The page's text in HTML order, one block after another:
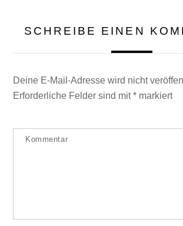
SCHREIBE EINEN
Deine E-Mail-Adresse wird nicht
Erforderliche Felder sind mit* markiert
Kommentar